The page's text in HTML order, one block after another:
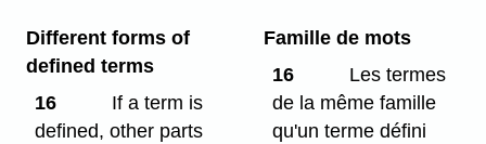
Different forms of
defined terms
16
If a term is
defined, other parts
Famille de mots
16
Les termes
de la même famille
qu'un terme défini